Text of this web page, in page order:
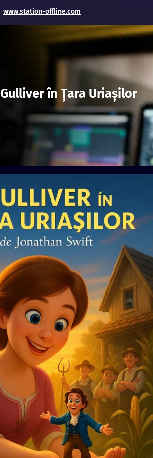
www.station-offline.com
Gulliver în Ţara Uriaşilor